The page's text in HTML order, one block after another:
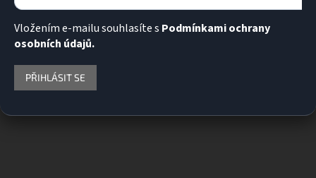
Vložením e-mailu souhlasíte s Podmínkami ochrany
osobních údajů.
PŘIHLÁSIT SE